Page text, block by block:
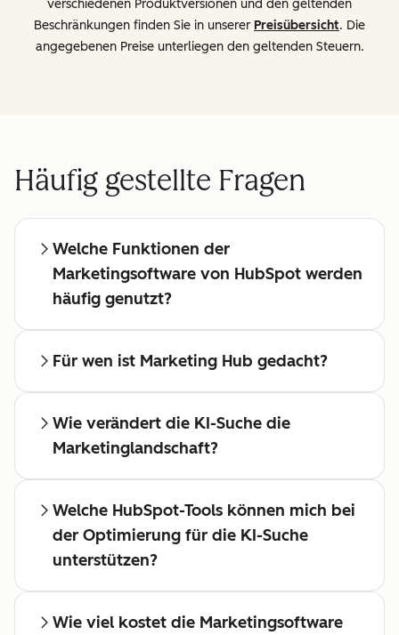
verschiedenen Produktversionen und den geltenden
Beschränkungen finden Sie in unserer Preisübersicht. Die
angegebenen Preise unterliegen den geltenden Steuern.
Häufig gestellte Fragen
Welche Funktionen der
Marketingsoftware von HubSpot werden
häufig genutzt?
Für wen ist Marketing Hub gedacht?
Wie verändert die KI-Suche die
Marketinglandschaft?
Welche HubSpot-Tools können mich bei
der Optimierung für die KI-Suche
unterstützen?
Wie viel kostet die Marketingsoftware